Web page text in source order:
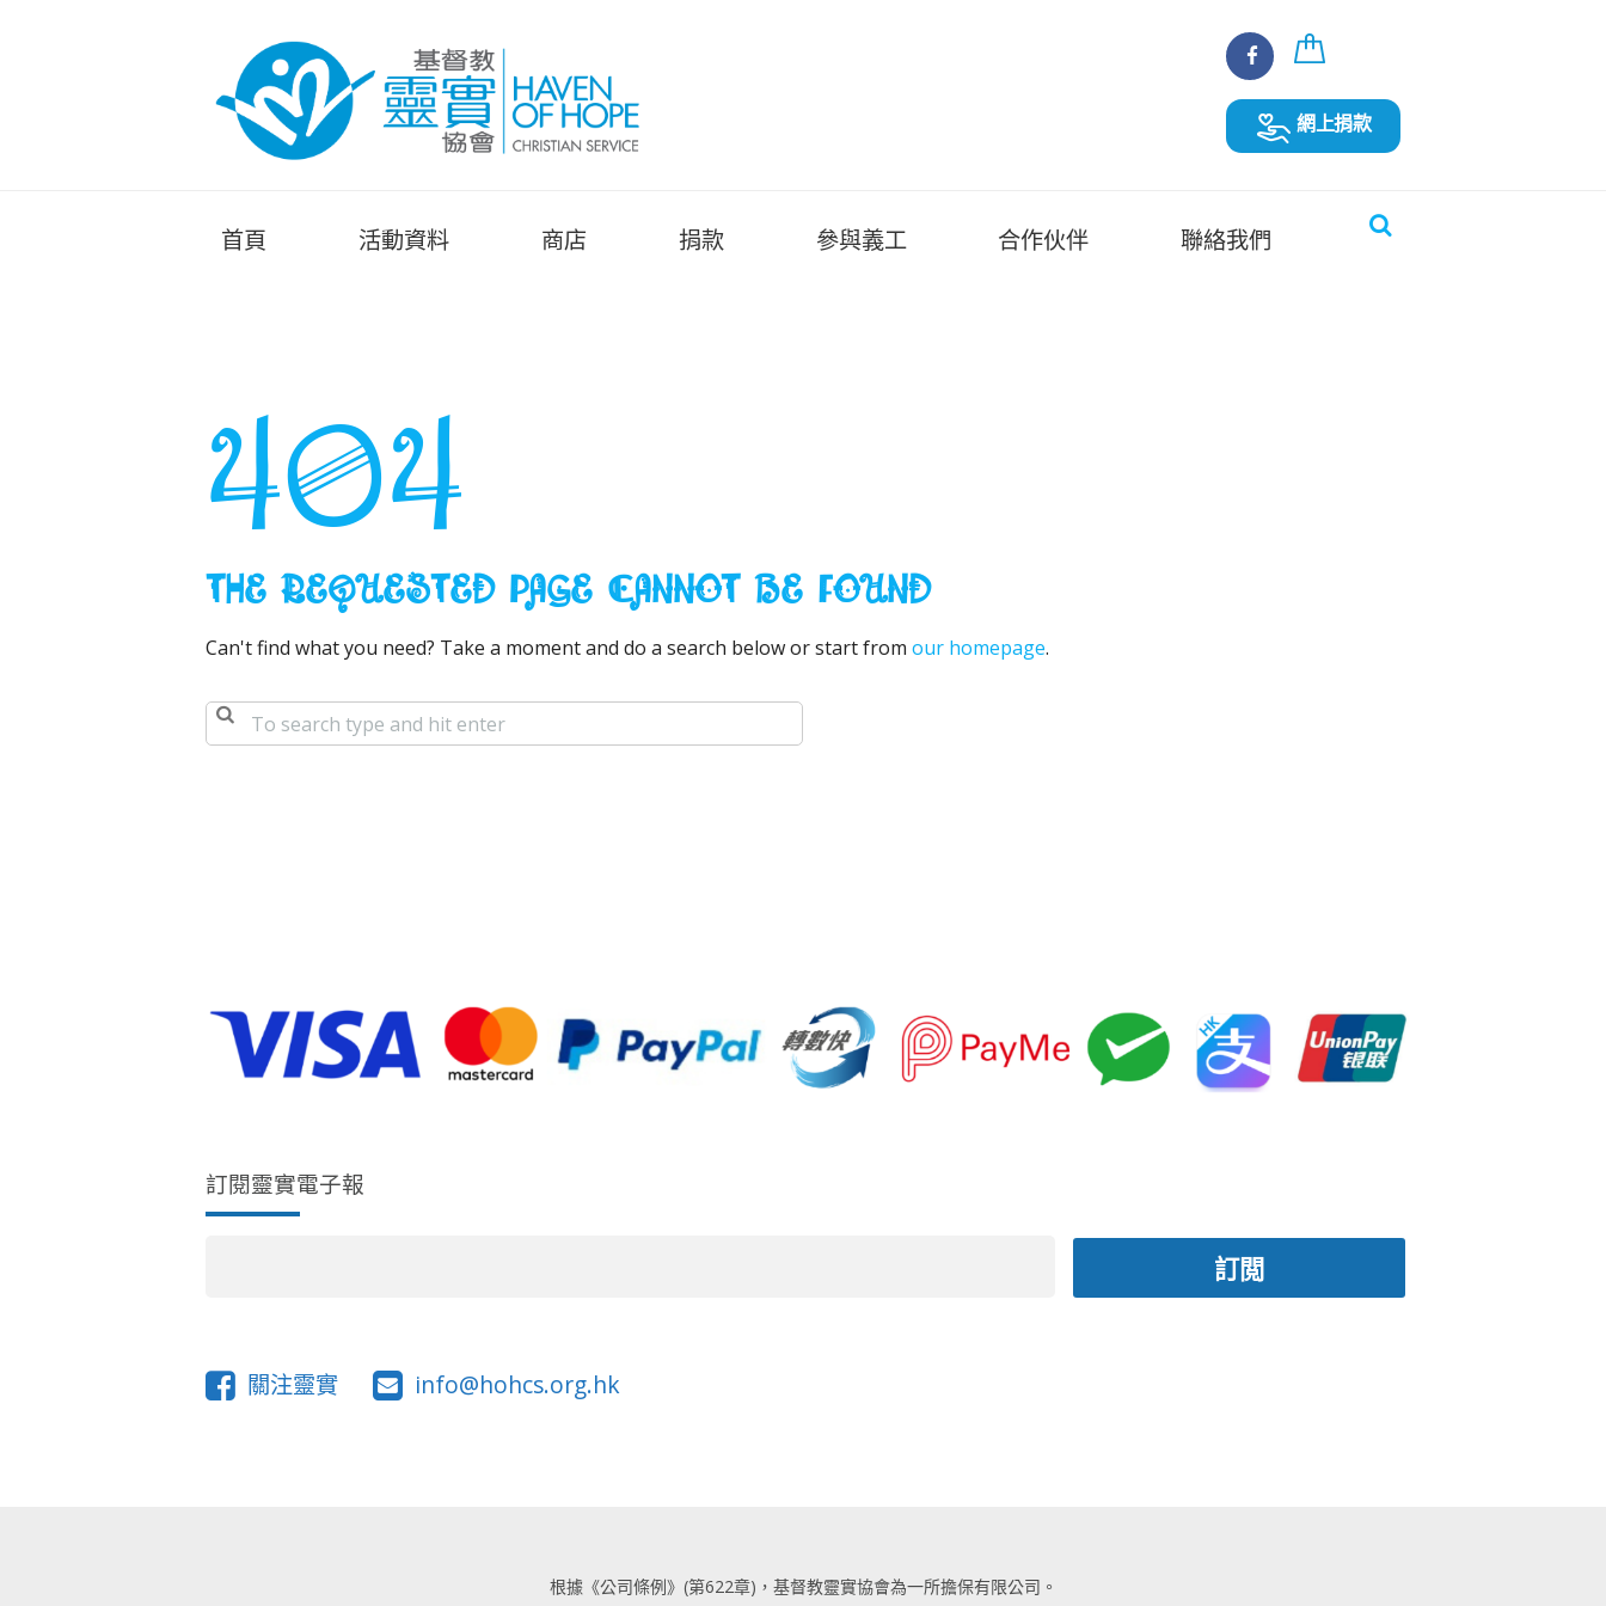
網上捐款
首頁 活動資料 商店 捐款 參與義工 合作伙伴 聯絡我們
404
THE REQUESTED PAGE CANNOT BE FOUND
Can't find what you need? Take a moment and do a search below or start from our homepage.
訂閱靈實電子報
關注靈實 info@hohcs.org.hk
根據《公司條例》(第622章)，基督教靈實協會為一所擔保有限公司。